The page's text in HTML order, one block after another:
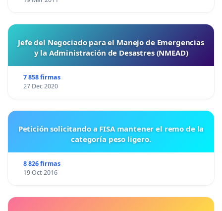
Jefe del Negociado para el Manejo de Emergencias
y la Administración de Desastres (NMEAD)
7 858 firmas
27 Dec 2020
Petición solicitando a FISA mantener el remo de la
categoría peso ligero.
8 826 firmas
19 Oct 2016